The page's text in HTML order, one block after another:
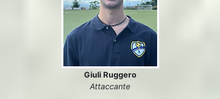
Giuli Ruggero
Attaccante